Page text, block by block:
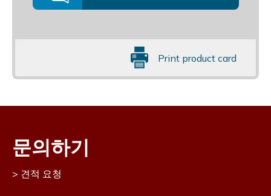
Print product card
문의하기
견적 요청